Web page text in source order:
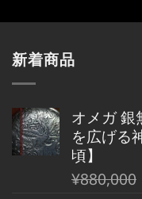
新着商品
オメガ 銀
を広げる
頃】
元
¥880,000